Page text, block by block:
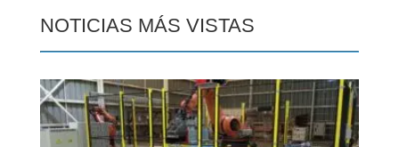
NOTICIAS MÁS VISTAS